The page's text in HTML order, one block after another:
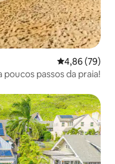
4,86 de uma
4,86 (79)
poucos passos da praia!